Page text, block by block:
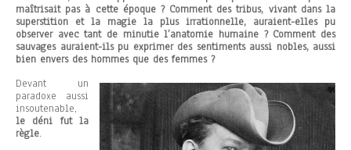
maîtrisait pas à cette époque ? Comment des tribus, vivant dans la
superstition et la magie la plus irrationnelle, auraient-elles pu
observer avec tant de minutie l’anatomie humaine ? Comment des
sauvages auraient-ils pu exprimer des sentiments aussi nobles, aussi
bien envers des hommes que des femmes ?
Devant un
paradoxe aussi
insoutenable,
le déni fut la
règle.